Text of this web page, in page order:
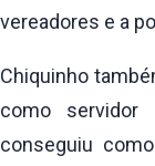
vereadores e a
Chiquinho
como
conseguiu